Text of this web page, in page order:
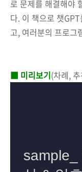
로 문제를 해결해야
다. 이 책으로 챗
고, 여러분의 프로그
■ 미리보기(차례,